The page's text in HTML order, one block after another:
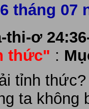
tháng 07
thi-ơ
thức" :
tỉnh thức?
ta không